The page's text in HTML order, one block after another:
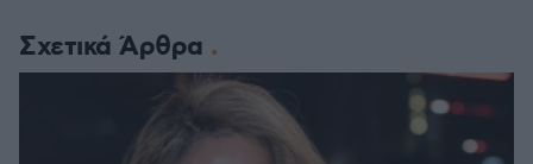
Σχετικά Άρθρα